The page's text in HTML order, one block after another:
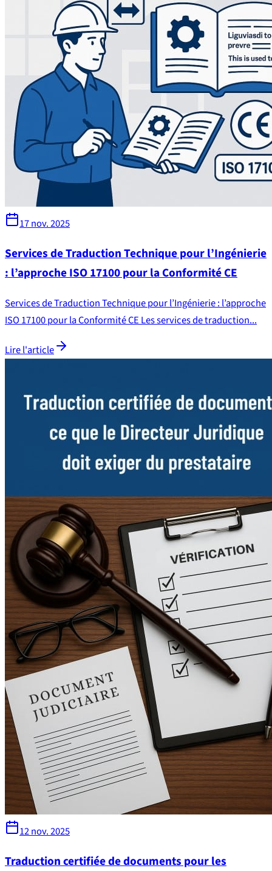
17 nov. 2025
Services de Traduction Technique pour l’Ingénierie
: l’approche ISO 17100 pour la Conformité CE
Services de Traduction Technique pour l’Ingénierie : l’approche
ISO 17100 pour la Conformité CE Les services de traduction...
Lire l'article
12 nov. 2025
Traduction certifiée de documents pour les